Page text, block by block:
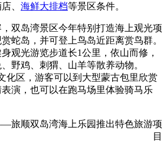
、 海鲜大排档等景区条件。
岛湾景区今年特别打造海上观光项
蛇岛，并可登上鸟岛近距离赏鸟群。
观光游览步道长1公里，依山而修，
野鸡、刺猬、山羊等散养动物。
化区，游客可以到大型蒙古包里欣赏
演，也可以在跑马场里体验骑马乐
顺双岛湾海上乐园推出特色旅游项
目